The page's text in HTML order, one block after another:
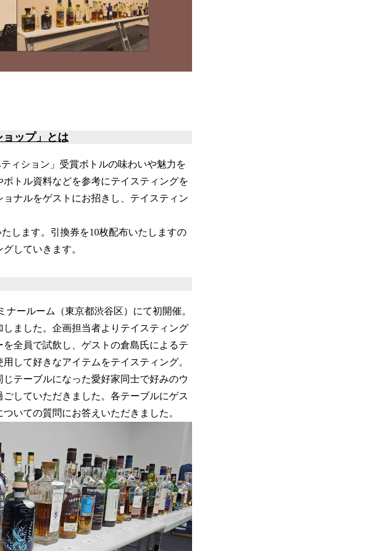
ップ」とは
ィション」受賞ボトルの味わいや魅力を
トル資料などを参考にテイスティングを
ナルをゲストにお招きし、テイスティン
します。引換券を10枚配布いたしますの
していきます。
ナールーム（東京都渋谷区）にて初開催。
ました。企画担当者よりテイスティング
全員で試飲し、ゲストの倉島氏によるテ
して好きなアイテムをテイスティング。
テーブルになった愛好家同士で好みのウ
していただきました。各テーブルにゲス
いての質問にお答えいただきました。